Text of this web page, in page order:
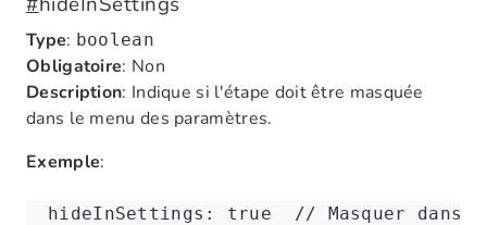
Type: boolean
Obligatoire: Non
Description: Indique si l'étape doit être masquée
dans le menu des paramètres.
Exemple:
hideInSettings : true
// Masquer dans